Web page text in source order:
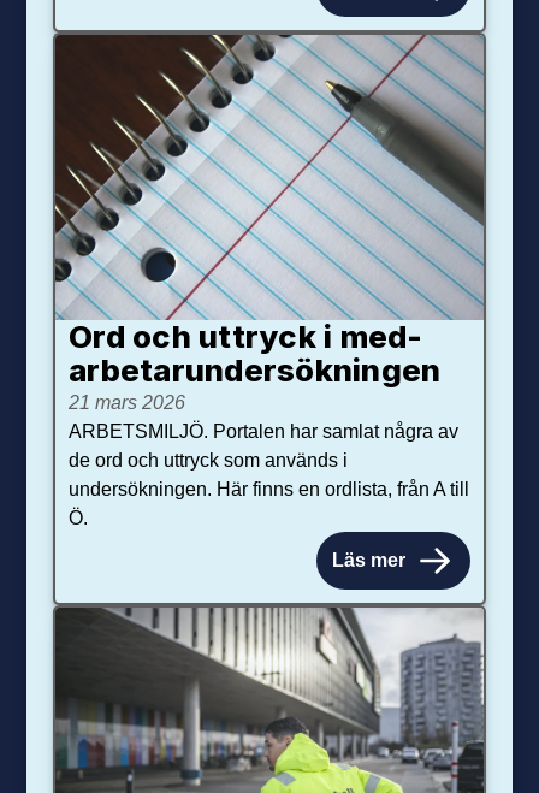
Ord och uttryck i med­­
arbetar­­under­sökningen
21 mars 2026
ARBETSMILJÖ. Portalen har samlat några av
de ord och uttryck som används i
undersökningen. Här finns en ordlista, från A till
Ö.
Läs mer